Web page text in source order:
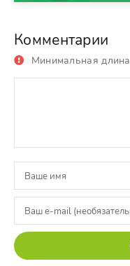
Комментарии
Минимальная